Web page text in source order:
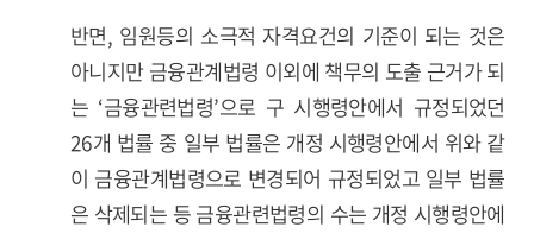
반면, 임원등의 소극적 자격요건의 기준이 되는 것은
아니지만 금융관계법령 이외에 책무의 도출 근거가 되
는 ‘금융관련법령’으로 구 시행령안에서 규정되었던
26개 법률 중 일부 법률은 개정 시행령안에서 위와 같
이 금융관계법령으로 변경되어 규정되었고 일부 법률
은 삭제되는 등 금융관련법령의 수는 개정 시행령안에